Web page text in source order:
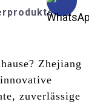
Für
Zhejiang
zuverlässige